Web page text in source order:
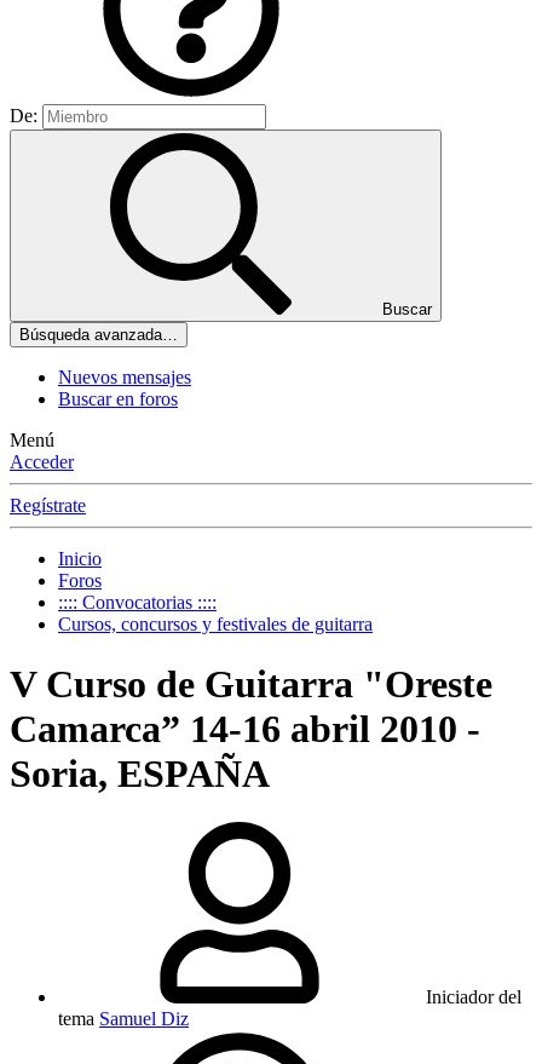
De:
Buscar
Búsqueda avanzada…
Nuevos mensajes
Buscar en foros
Menú
Acceder
Regístrate
Inicio
Foros
:::: Convocatorias ::::
Cursos, concursos y festivales de guitarra
V Curso de Guitarra "Oreste
Camarca” 14-16 abril 2010 -
Soria, ESPAÑA
Iniciador del
tema Samuel Diz